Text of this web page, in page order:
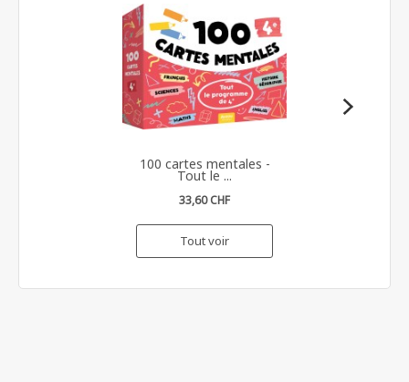
100 cartes mentales -
Tout le ...
33,60 CHF
Tout voir